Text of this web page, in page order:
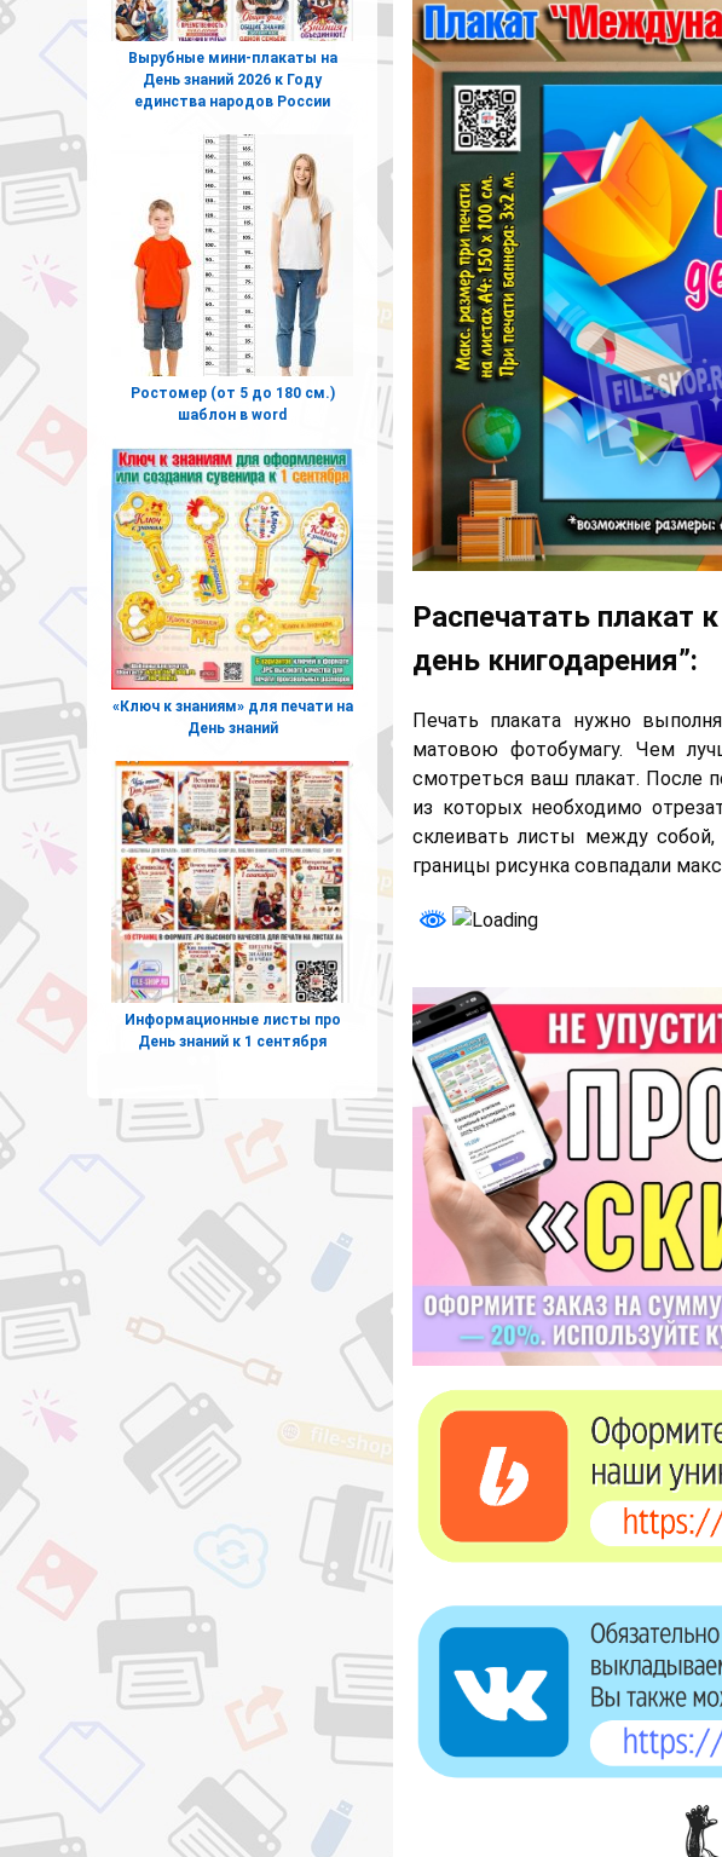
Распечатать плакат
день книгодарения”:
Печать плаката нужно
матовою фотобумагу. Чем
смотреться ваш плакат. После
из которых необходимо
склеивать листы между
границы рисунка совпадали
Вырубные мини-плакаты на
День знаний 2026 к Году
единства народов России
Ростомер (от 5 до 180 см.)
шаблон в word
«Ключ к знаниям» для печати на
День знаний
Информационные листы про
День знаний к 1 сентября